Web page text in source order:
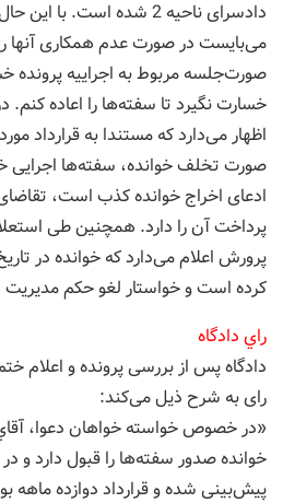
دادسرای ناحیه 2 شده است.
می‌بایست در صورت عدم همکاری آنها
صورت‌جلسه مربوط به اجرايیه پرونده
خسارت نگیرد تا سفته‌ها را اعاده کنم.
اظهار می‌دارد که مستندا به قرارداد
صورت تخلف خوانده، سفته‌ها اجرايی
ادعای اخراج خوانده کذب است،
پرداخت آن را دارد. همچنین طی
کرده است و خواستار لغو حکم
راي دادگاه
دادگاه پس از بررسی پرونده و اعلام
رای به شرح ذیل می‌کند:
«در خصوص خواسته خواهان دعوا، آقاي
خوانده صدور سفته‌ها را قبول دارد و در